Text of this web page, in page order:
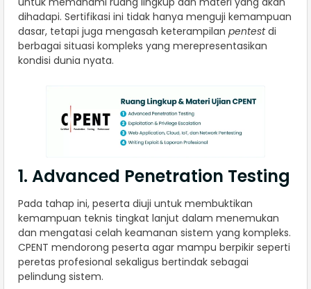
dihadapi. Sertifikasi ini tidak hanya menguji kemampuan
dasar, tetapi juga mengasah keterampilan pentestdi
berbagai situasi kompleks yang merepresentasikan
kondisi dunia nyata.
1. Advanced Penetration Testing
Pada tahap ini, peserta diuji untuk membuktikan
kemampuan teknis tingkat lanjut dalam menemukan
dan mengatasi celah keamanan sistem yang kompleks.
CPENT mendorong peserta agar mampu berpikir seperti
peretas profesional sekaligus bertindak sebagai
pelindung sistem.